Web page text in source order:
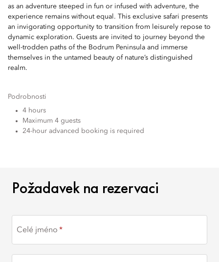
as an adventure steeped in fun or infused with adventure, the
experience remains without equal. This exclusive safari presents
an invigorating opportunity to transition from leisurely repose to
dynamic exploration. Guests are invited to journey beyond the
well-trodden paths of the Bodrum Peninsula and immerse
themselves in the untamed beauty of nature’s distinguished
realm.
Podrobnosti
4 hours
Maximum 4 guests
24-hour advanced booking is required
POŽADAVEK NA
Požadavek na rezervaci
Celé jméno